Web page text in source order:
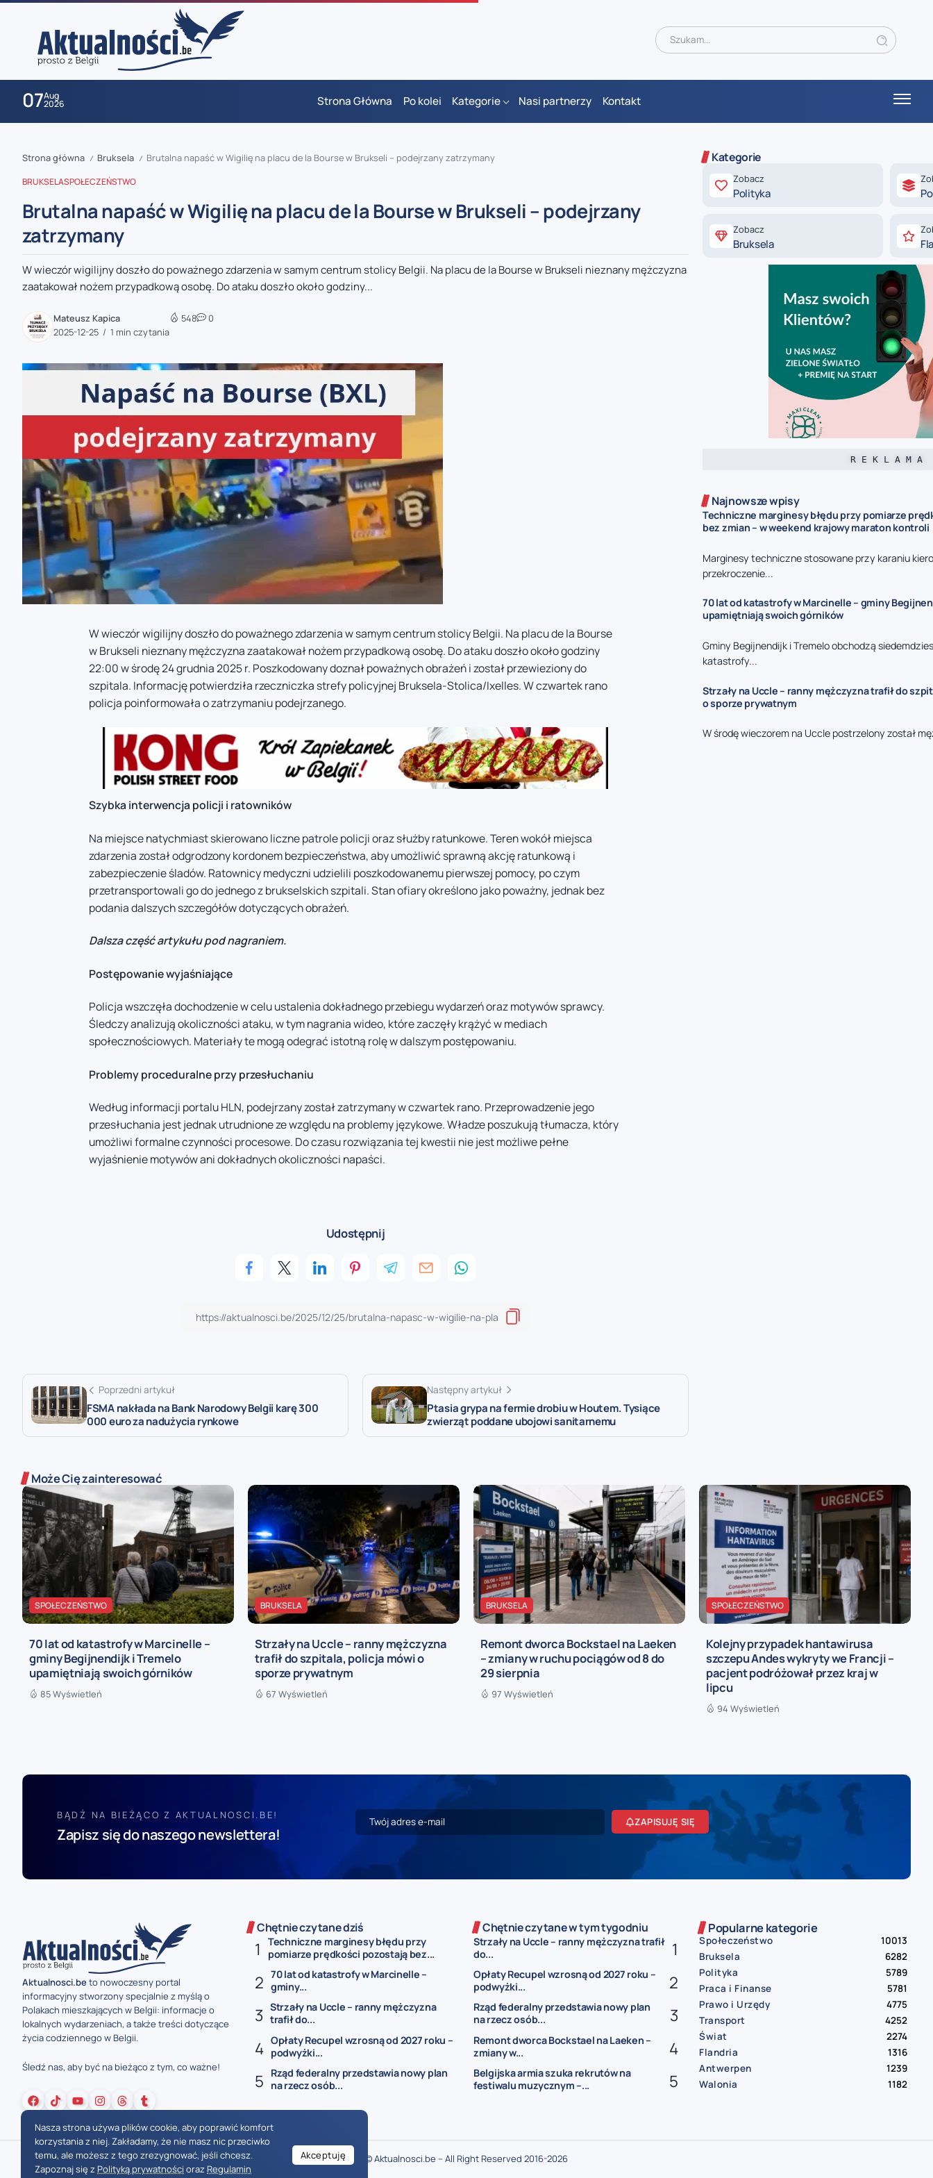
07Aug
2026 Strona Główna Po kolei Kategorie Nasi partnerzy Kontakt
zaobserwuj nas
zaobserwuj nas
zaobserwuj nas
zaobserwuj nas
zaobserwuj nas
Strona główna / Bruksela / Brutalna napaść w Wigilię na placu de la Bourse w Brukseli – podejrzany zatrzymany
BRUKSELASPOŁECZEŃSTWO
Brutalna napaść w Wigilię na placu de la Bourse w Brukseli – podejrzany
zatrzymany
W wieczór wigilijny doszło do poważnego zdarzenia w samym centrum stolicy Belgii. Na placu de la Bourse w Brukseli nieznany mężczyzna
zaatakował nożem przypadkową osobę. Do ataku doszło około godziny...
Mateusz Kapica
2025-12-25
1 min czytania
548 0
W wieczór wigilijny doszło do poważnego zdarzenia w samym centrum stolicy Belgii. Na placu de la Bourse
w Brukseli nieznany mężczyzna zaatakował nożem przypadkową osobę. Do ataku doszło około godziny
22:00 w środę 24 grudnia 2025 r. Poszkodowany doznał poważnych obrażeń i został przewieziony do
szpitala. Informację potwierdziła rzeczniczka strefy policyjnej Bruksela-Stolica/Ixelles. W czwartek rano
policja poinformowała o zatrzymaniu podejrzanego.
Szybka interwencja policji i ratowników
Na miejsce natychmiast skierowano liczne patrole policji oraz służby ratunkowe. Teren wokół miejsca
zdarzenia został odgrodzony kordonem bezpieczeństwa, aby umożliwić sprawną akcję ratunkową i
zabezpieczenie śladów. Ratownicy medyczni udzielili poszkodowanemu pierwszej pomocy, po czym
przetransportowali go do jednego z brukselskich szpitali. Stan ofiary określono jako poważny, jednak bez
podania dalszych szczegółów dotyczących obrażeń.
Dalsza część artykułu pod nagraniem.
Postępowanie wyjaśniające
Policja wszczęła dochodzenie w celu ustalenia dokładnego przebiegu wydarzeń oraz motywów sprawcy.
Śledczy analizują okoliczności ataku, w tym nagrania wideo, które zaczęły krążyć w mediach
społecznościowych. Materiały te mogą odegrać istotną rolę w dalszym postępowaniu.
Problemy proceduralne przy przesłuchaniu
Według informacji portalu HLN, podejrzany został zatrzymany w czwartek rano. Przeprowadzenie jego
przesłuchania jest jednak utrudnione ze względu na problemy językowe. Władze poszukują tłumacza, który
umożliwi formalne czynności procesowe. Do czasu rozwiązania tej kwestii nie jest możliwe pełne
wyjaśnienie motywów ani dokładnych okoliczności napaści.
Udostępnij
Poprzedni artykuł
FSMA nakłada na Bank Narodowy Belgii karę 300
000 euro za nadużycia rynkowe
Następny artykuł
Ptasia grypa na fermie drobiu w Houtem. Tysiące
zwierząt poddane ubojowi sanitarnemu
Kategorie
Zobacz
Polityka
Zobacz
Bruksela
R E K L A M A
Najnowsze wpisy
Techniczne marginesy błędu przy pomiarze
bez zmian – w weekend krajowy maraton kontroli
Marginesy techniczne stosowane przy karaniu
przekroczenie...
70 lat od katastrofy w Marcinelle – gminy
upamiętniają swoich górników
Gminy Begijnendijk i Tremelo obchodzą
katastrofy...
Strzały na Uccle – ranny mężczyzna trafił do
o sporze prywatnym
W środę wieczorem na Uccle postrzelony został
Może Cię zainteresować
SPOŁECZEŃSTWO
70 lat od katastrofy w Marcinelle –
gminy Begijnendijk i Tremelo
upamiętniają swoich górników
85 Wyświetleń
BRUKSELA
Strzały na Uccle – ranny mężczyzna
trafił do szpitala, policja mówi o
sporze prywatnym
67 Wyświetleń
BRUKSELA
Remont dworca Bockstael na Laeken
– zmiany w ruchu pociągów od 8 do
29 sierpnia
97 Wyświetleń
SPOŁECZEŃSTWO
Kolejny przypadek hantawirusa
szczepu Andes wykryty we Francji –
pacjent podróżował przez kraj w
lipcu
94 Wyświetleń
BĄDŹ NA BIEŻĄCO Z AKTUALNOSCI.BE!
Zapisz się do naszego newslettera!
ZAPISUJĘ SIĘ
Aktualnosci.beto nowoczesny portal
informacyjny stworzony specjalnie z myślą o
Polakach mieszkających w Belgii: informacje o
lokalnych wydarzeniach, a także treści dotyczące
życia codziennego w Belgii.
Śledź nas, aby być na bieżąco z tym, co ważne!
Chętnie czytane dziś
Techniczne marginesy błędu przy
pomiarze prędkości pozostają bez...
70 lat od katastrofy w Marcinelle –
gminy...
Strzały na Uccle – ranny mężczyzna
trafił do...
Opłaty Recupel wzrosną od 2027 roku –
podwyżki...
Rząd federalny przedstawia nowy plan
na rzecz osób...
Chętnie czytane w tym tygodniu
Strzały na Uccle – ranny mężczyzna trafił
do...
Opłaty Recupel wzrosną od 2027 roku –
podwyżki...
Rząd federalny przedstawia nowy plan
na rzecz osób...
Remont dworca Bockstael na Laeken –
zmiany w...
Belgijska armia szuka rekrutów na
festiwalu muzycznym –...
Popularne kategorie
Społeczeństwo
10013
Bruksela
6282
Polityka
5789
Praca i Finanse
5781
Prawo i Urzędy
4775
Transport
4252
Świat
2274
Flandria
1316
Antwerpen
1239
Walonia
1182
© Aktualnosci.be – All Right Reserved 2016-2026
Nasza strona używa plików cookie, aby poprawić komfort
korzystania z niej. Zakładamy, że nie masz nic przeciwko
temu, ale możesz z tego zrezygnować, jeśli chcesz.
Zapoznaj się z Polityką prywatności oraz Regulamin
Akceptuję